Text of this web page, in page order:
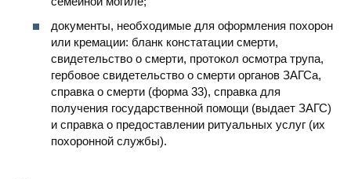
документы, необходимые для оформления похорон
или кремации: бланк констатации смерти,
свидетельство о смерти, протокол осмотра трупа,
гербовое свидетельство о смерти органов ЗАГСа,
справка о смерти (форма 33), справка для
получения государственной помощи (выдает ЗАГС)
и справка о предоставлении ритуальных услуг (их
похоронной службы).